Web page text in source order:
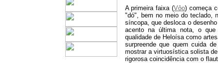
A primeira faixa (Vôo) começa
"dó", bem no meio do teclado,
síncopa, que desloca o
acento na última nota, o
qualidade de Heloísa como
surpreende que quem cuida
mostrar a virtuosística solista
rigorosa coincidência com o